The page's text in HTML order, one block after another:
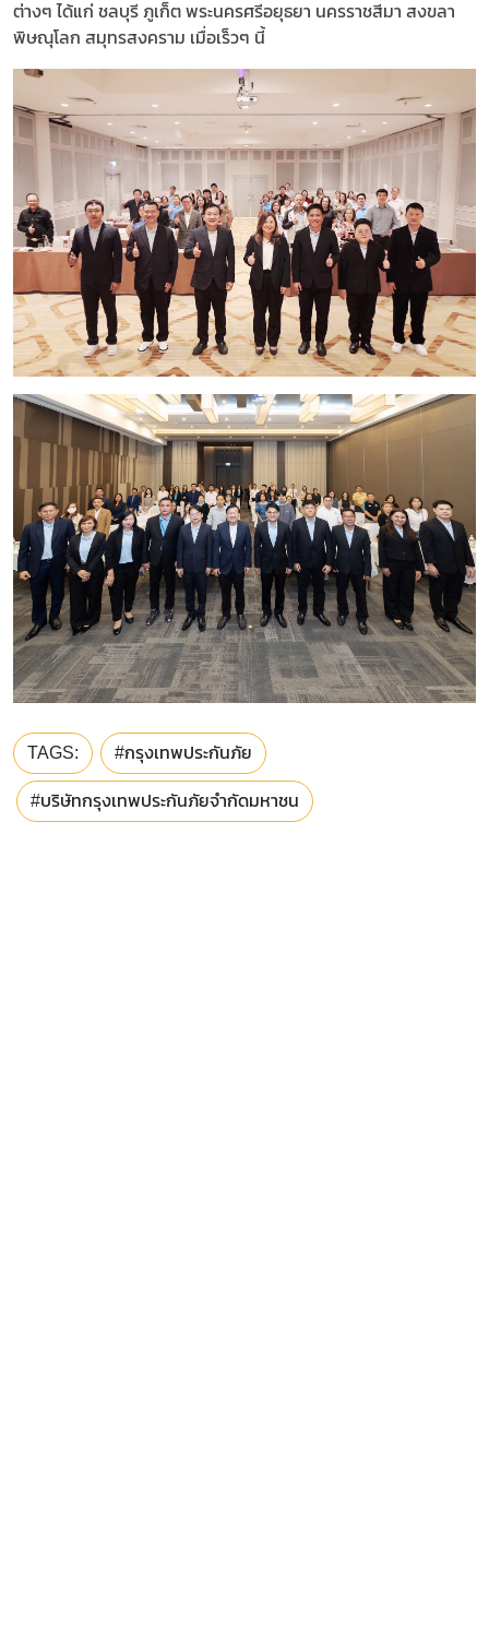
ต่างๆ ได้แก่ ชลบุรี ภูเก็ต พระนครศรีอยุธยา นครราชสีมา สงขลา
พิษณุโลก สมุทรสงคราม เมื่อเร็วๆ นี้
TAGS: #กรุงเทพประกันภัย
#บริษัทกรุงเทพประกันภัยจำกัดมหาชน